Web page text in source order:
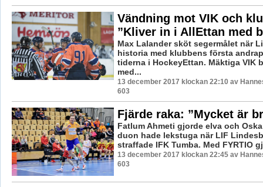
Vändning mot VIK och
”Kliver in i AllEttan med
Max Lalander sköt segermålet när
historia med klubbens första
tiderna i HockeyEttan. Mäktiga VIK
med...
13 december 2017 klockan 22:10 av
603
Fjärde raka: ”Mycket är
Fatlum Ahmeti gjorde elva och
duon hade lekstuga när LIF
straffade IFK Tumba. Med FYRTIO
13 december 2017 klockan 22:45 av
603